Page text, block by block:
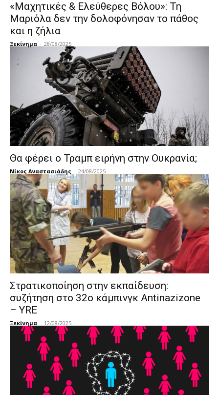
«Μαχητικές & Ελεύθερες Βόλου»: Τη
Μαριόλα δεν την δολοφόνησαν το πάθος
και η ζήλια
Ξεκίνημα - 28/08/2025
Θα φέρει ο Τραμπ ειρήνη στην Ουκρανία;
Νίκος Αναστασιάδης - 24/08/2025
Στρατικοποίηση στην εκπαίδευση:
συζήτηση στο 32ο κάμπινγκ Antinazizone
– YRE
Ξεκίνημα - 12/08/2025